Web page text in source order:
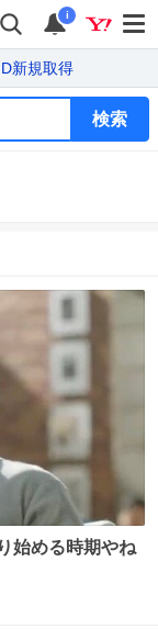
i
新規取得
検索
始める時期やね